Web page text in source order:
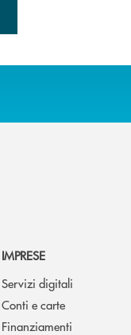
IMPRESE
Servizi digitali
Conti e carte
Finanziamenti